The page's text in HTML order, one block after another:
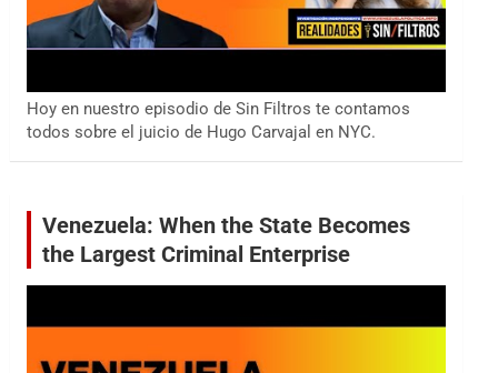
Hoy en nuestro episodio de Sin Filtros te contamos
todos sobre el juicio de Hugo Carvajal en NYC.
Venezuela: When the State Becomes
the Largest Criminal Enterprise